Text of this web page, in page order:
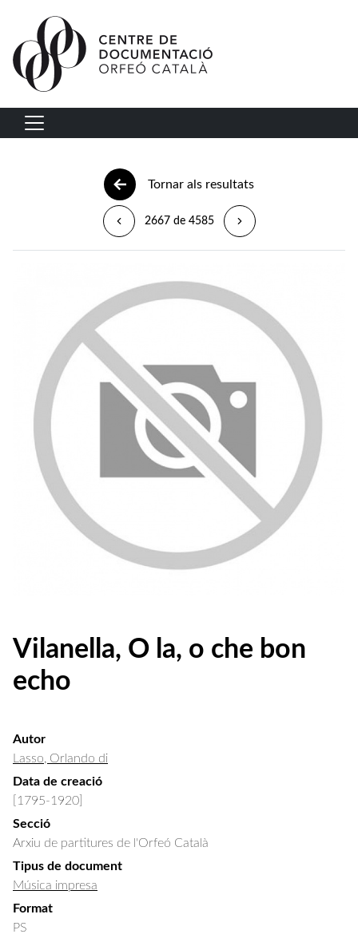
Vés al contingut
Navegació principal
Tornar als resultats
2667 de 4585
Vilanella, O la, o che bon
echo
Autor
Lasso, Orlando di
Data de creació
[1795-1920]
Secció
Arxiu de partitures de l'Orfeó Català
Tipus de document
Música impresa
Format
PS